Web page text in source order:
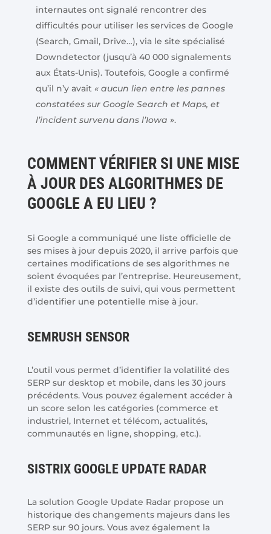
internautes ont signalé rencontrer des
difficultés pour utiliser les services de Google
(Search, Gmail, Drive…), via le site spécialisé
Downdetector (jusqu’à 40 000 signalements
aux États-Unis). Toutefois, Google a confirmé
qu’il n’y avait « aucun lien entre les pannes
constatées sur Google Search et Maps, et
l’incident survenu dans l’Iowa ».
COMMENT VÉRIFIER SI UNE MISE
À JOUR DES ALGORITHMES DE
GOOGLE A EU LIEU ?
Si Google a communiqué une liste officielle de
ses mises à jour depuis 2020, il arrive parfois que
certaines modifications de ses algorithmes ne
soient évoquées par l’entreprise. Heureusement,
il existe des outils de suivi, qui vous permettent
d’identifier une potentielle mise à jour.
SEMRUSH SENSOR
L’outil vous permet d’identifier la volatilité des
SERP sur desktop et mobile, dans les 30 jours
précédents. Vous pouvez également accéder à
un score selon les catégories (commerce et
industriel, Internet et télécom, actualités,
communautés en ligne, shopping, etc.).
SISTRIX GOOGLE UPDATE RADAR
La solution Google Update Radar propose un
historique des changements majeurs dans les
SERP sur 90 jours. Vous avez également la